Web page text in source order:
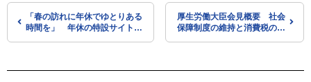
「春の訪れに年休でゆとりある
時間を」 年休の特設サイトを
厚生労働大臣会見概要 社会
保障制度の維持と消費税の減